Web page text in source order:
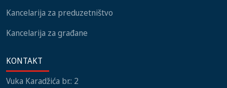
Kancelarija za preduzetništvo
Kancelarija za građane
KONTAKT
Vuka Karadžića br.: 2